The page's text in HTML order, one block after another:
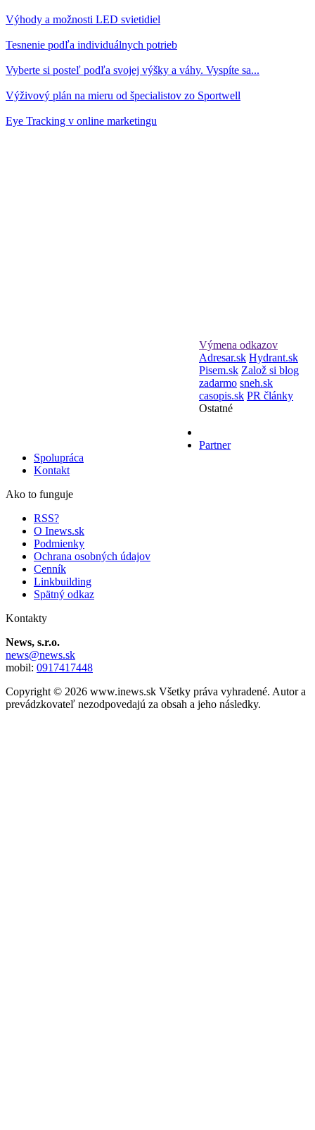
Výhody a možnosti LED svietidiel
Tesnenie podľa individuálnych potrieb
Vyberte si posteľ podľa svojej výšky a váhy. Vyspíte sa...
Výživový plán na mieru od špecialistov zo Sportwell
Eye Tracking v online marketingu
Výmena odkazov
Adresar.sk Hydrant.sk
Pisem.sk Založ si blog
zadarmo sneh.sk
casopis.sk PR články
Ostatné
Partner
Spolupráca
Kontakt
Ako to funguje
RSS?
O Inews.sk
Podmienky
Ochrana osobných údajov
Cenník
Linkbuilding
Spätný odkaz
Kontakty
News, s.r.o.
news@news.sk
mobil: 0917417448
Copyright © 2026 www.inews.sk Všetky práva vyhradené. Autor a
prevádzkovateľ nezodpovedajú za obsah a jeho následky.